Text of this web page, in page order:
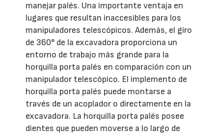
manejar palés. Una importante ventaja en
lugares que resultan inaccesibles para los
manipuladores telescópicos. Además, el giro
de 360° de la excavadora proporciona un
entorno de trabajo más grande para la
horquilla porta palés en comparación con un
manipulador telescópico. El implemento de
horquilla porta palés puede montarse a
través de un acoplador o directamente en la
excavadora. La horquilla porta palés posee
dientes que pueden moverse a lo largo de